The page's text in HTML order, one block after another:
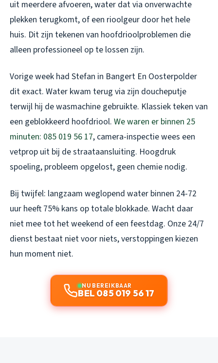
uit meerdere afvoeren, water dat via onverwachte
plekken terugkomt, of een rioolgeur door het hele
huis. Dit zijn tekenen van hoofdrioolproblemen die
alleen professioneel op te lossen zijn.
Vorige week had Stefan in Bangert En Oosterpolder
dit exact. Water kwam terug via zijn doucheputje
terwijl hij de wasmachine gebruikte. Klassiek teken van
een geblokkeerd hoofdriool. We waren er binnen 25
minuten: 085 019 56 17, camera-inspectie wees een
vetprop uit bij de straataansluiting. Hoogdruk
spoeling, probleem opgelost, geen chemie nodig.
Bij twijfel: langzaam weglopend water binnen 24-72
uur heeft 75% kans op totale blokkade. Wacht daar
niet mee tot het weekend of een feestdag. Onze 24/7
dienst bestaat niet voor niets, verstoppingen kiezen
hun moment niet.
NU BEREIKBAAR
BEL 085 019 56 17